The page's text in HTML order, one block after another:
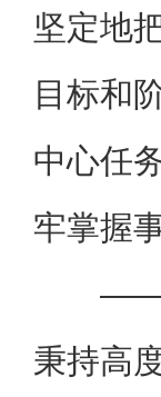
坚定地
目标和
中心任
牢掌握
——
秉持高